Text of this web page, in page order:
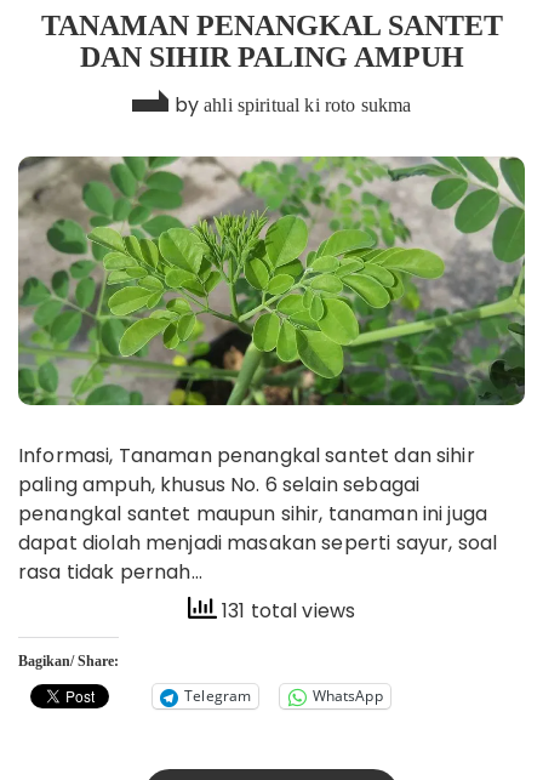
TANAMAN PENANGKAL SANTET
DAN SIHIR PALING AMPUH
byahli spiritual ki roto sukma
Informasi, Tanaman penangkal santet dan sihir
paling ampuh, khusus No. 6 selain sebagai
penangkal santet maupun sihir, tanaman ini juga
dapat diolah menjadi masakan seperti sayur, soal
rasa tidak pernah…
131 total views
Bagikan/ Share:
Telegram WhatsApp